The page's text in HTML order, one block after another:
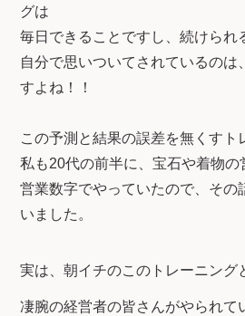
グは
毎日できることですし、続けられ
自分で思いついてされているのは
すよね！！
この予測と結果の誤差を無くすト
私も20代の前半に、宝石や着物の
営業数字でやっていたので、その
いました。
実は、朝イチのこのトレーニング
凄腕の経営者の皆さんがやられて